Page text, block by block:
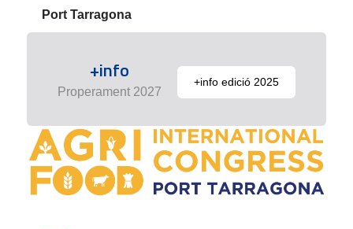
Port Tarragona
+info
Properament 2027
+info edició 2025